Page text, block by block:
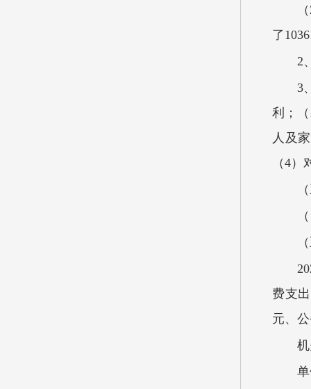
了
2
3
利；
人及
（4
费支
元、